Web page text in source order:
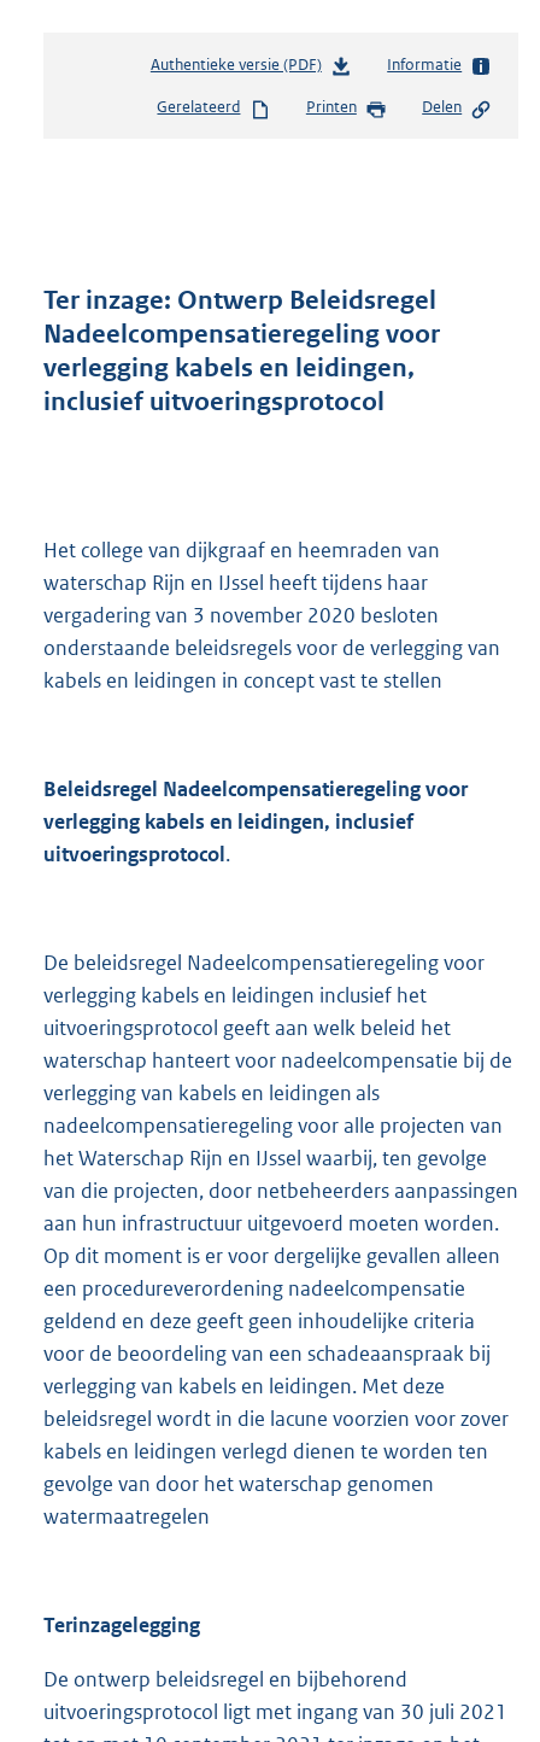
Authentieke versie (PDF)b
s
r
o
t
t
K
Informatie
Gerelateerd Printen Delen
Ter inzage: Ontwerp Beleidsregel
Nadeelcompensatieregeling voor
verlegging kabels en leidingen,
inclusief uitvoeringsprotocol
Het college van dijkgraaf en heemraden van
waterschap Rijn en IJssel heeft tijdens haar
vergadering van 3 november 2020 besloten
onderstaande beleidsregels voor de verlegging van
kabels en leidingen in concept vast te stellen
Beleidsregel Nadeelcompensatieregeling voor
verlegging kabels en leidingen, inclusief
uitvoeringsprotocol.
De beleidsregel Nadeelcompensatieregeling voor
verlegging kabels en leidingen inclusief het
uitvoeringsprotocol geeft aan welk beleid het
waterschap hanteert voor nadeelcompensatie bij de
verlegging van kabels en leidingen als
nadeelcompensatieregeling voor alle projecten van
het Waterschap Rijn en IJssel waarbij, ten gevolge
van die projecten, door netbeheerders aanpassingen
aan hun infrastructuur uitgevoerd moeten worden.
Op dit moment is er voor dergelijke gevallen alleen
een procedureverordening nadeelcompensatie
geldend en deze geeft geen inhoudelijke criteria
voor de beoordeling van een schadeaanspraak bij
verlegging van kabels en leidingen. Met deze
beleidsregel wordt in die lacune voorzien voor zover
kabels en leidingen verlegd dienen te worden ten
gevolge van door het waterschap genomen
watermaatregelen
Terinzagelegging
De ontwerp beleidsregel en bijbehorend
uitvoeringsprotocol ligt met ingang van 30 juli 2021